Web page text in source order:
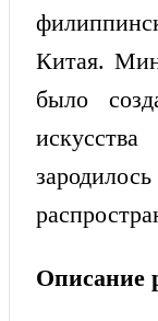
Китая.
было
Описание